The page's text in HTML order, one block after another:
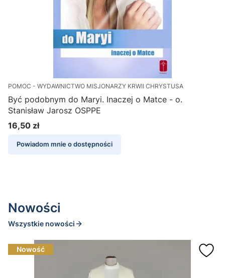
POMOC - WYDAWNICTWO MISJONARZY KRWII CHRYSTUSA
Być podobnym do Maryi. Inaczej o Matce - o.
Stanisław Jarosz OSPPE
Cena
16,50 zł
Powiadom mnie o dostępności
Nowości
Wszystkie nowości
Nowość